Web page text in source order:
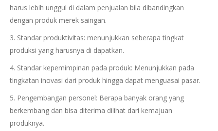
harus lebih unggul di dalam penjualan bila dibandingkan
dengan produk merek saingan.
3. Standar produktivitas: menunjukkan seberapa tingkat
produksi yang harusnya di dapatkan.
4. Standar kepemimpinan pada produk: Menunjukkan pada
tingkatan inovasi dari produk hingga dapat menguasai pasar.
5. Pengembangan personel: Berapa banyak orang yang
berkembang dan bisa diterima dilihat dari kemajuan
produknya.